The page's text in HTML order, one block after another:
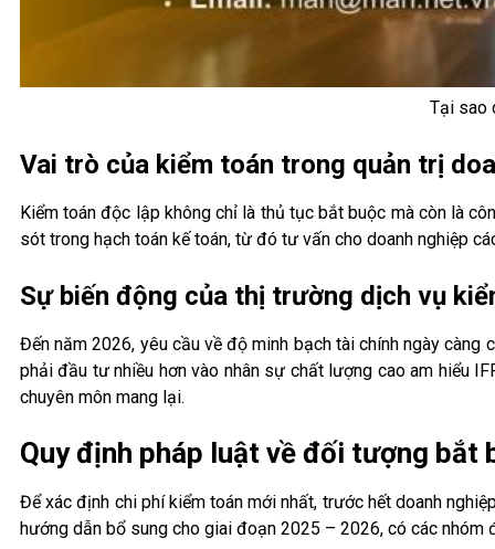
Tại sao
Vai trò của kiểm toán trong quản trị
Kiểm toán độc lập không chỉ là thủ tục bắt buộc mà còn là
sót trong hạch toán kế toán, từ đó tư vấn cho doanh nghiệp
Sự biến động của thị trường dịch vụ
Đến năm 2026, yêu cầu về độ minh bạch tài chính ngày
phải đầu tư nhiều hơn vào nhân sự chất lượng cao am hiểu
chuyên môn mang lại.
Quy định pháp luật về đối tượng bắt
Để xác định chi phí kiểm toán mới nhất, trước hết doanh
hướng dẫn bổ sung cho giai đoạn 2025 – 2026, có các